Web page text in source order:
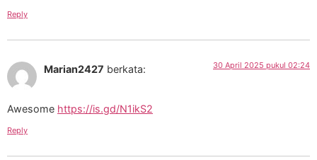
Reply
Marian2427 berkata: 30 April 2025 pukul 02:24
Awesome https://is.gd/N1ikS2
Reply